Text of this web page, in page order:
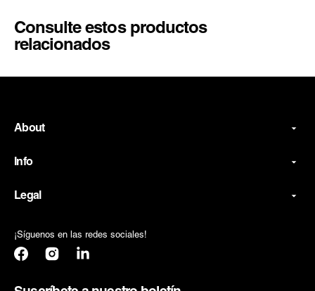
Consulte estos productos
relacionados
About
Info
Legal
¡Síguenos en las redes sociales!
FacebookInstagramTranslation